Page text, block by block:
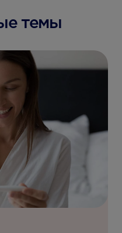
темы